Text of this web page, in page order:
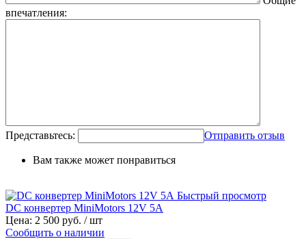
впечатления:
Представьтесь: Отправить отзыв
Вам также может понравиться
Быстрый просмотр
DC конвертер MiniMotors 12V 5A
Цена: 2 500 руб. / шт
Сообщить о наличии